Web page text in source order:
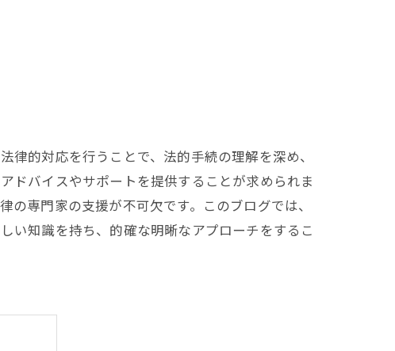
的対応を行うことで、法的手続の理解を深め、
ドバイスやサポートを提供することが求められま
専門家の支援が不可欠です。このブログでは、
い知識を持ち、的確な明晰なアプローチをするこ